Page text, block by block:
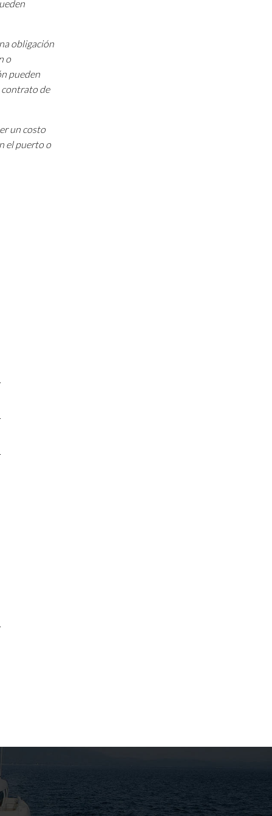
obligación
o
pueden
contrato de
un costo
el puerto o